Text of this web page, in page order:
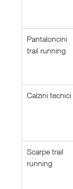
Pantaloncini
trail running
Calzini tecnici
Scarpe trail
running